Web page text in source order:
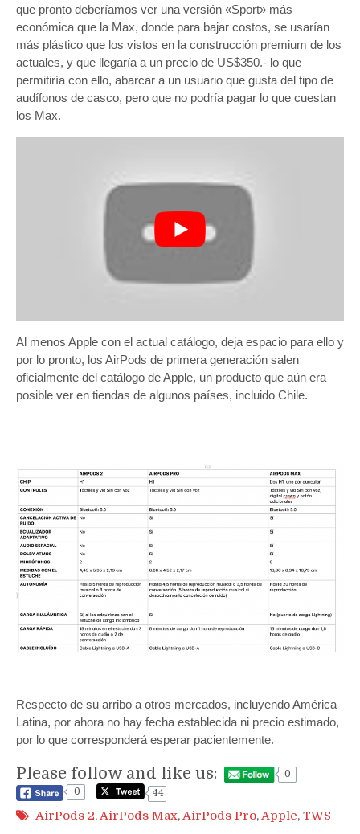
que pronto deberíamos ver una versión «Sport» más
económica que la Max, donde para bajar costos, se usarían
más plástico que los vistos en la construcción premium de los
actuales, y que llegaría a un precio de US$350.- lo que
permitiría con ello, abarcar a un usuario que gusta del tipo de
audífonos de casco, pero que no podría pagar lo que cuestan
los Max.
Al menos Apple con el actual catálogo, deja espacio para ello y
por lo pronto, los AirPods de primera generación salen
oficialmente del catálogo de Apple, un producto que aún era
posible ver en tiendas de algunos países, incluido Chile.
Respecto de su arribo a otros mercados, incluyendo América
Latina, por ahora no hay fecha establecida ni precio estimado,
por lo que corresponderá esperar pacientemente.
Please follow and like us:
0
0
44
AirPods 2, AirPods Max, AirPods Pro, Apple, TWS